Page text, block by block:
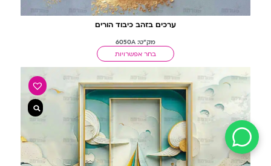
ערכים בזהב כיבוד הורים
מק"ט: 6050A
בחר אפשרויות